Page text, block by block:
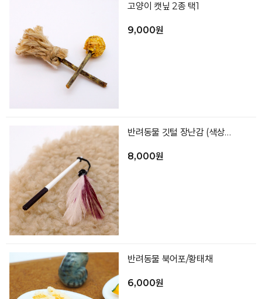
고양이 캣닢 2종 택1
9,000원
반려동물 깃털 장난감 (색상랜덤)
8,000원
반려동물 북어포/황태채
6,000원